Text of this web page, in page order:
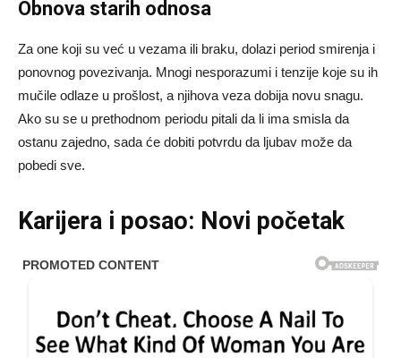
Obnova starih odnosa
Za one koji su već u vezama ili braku, dolazi period smirenja i
ponovnog povezivanja. Mnogi nesporazumi i tenzije koje su ih
mučile odlaze u prošlost, a njihova veza dobija novu snagu.
Ako su se u prethodnom periodu pitali da li ima smisla da
ostanu zajedno, sada će dobiti potvrdu da ljubav može da
pobedi sve.
Karijera i posao: Novi početak